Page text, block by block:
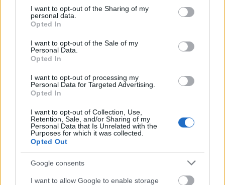
not limited to your visit or usage behaviour. You may click to
grant or deny consent to Google and its third-party tags to
use your data for below specified purposes in below Google
consent section.
I want to opt-out of the Sharing of my
personal data.
Opted In
I want to opt-out of the Sale of my
Personal Data.
Opted In
I want to opt-out of processing my
Personal Data for Targeted Advertising.
Opted In
I want to opt-out of Collection, Use,
Retention, Sale, and/or Sharing of my
Personal Data that Is Unrelated with the
Purposes for which it was collected.
Opted Out
Google consents
I want to allow Google to enable storage
producerek találtak ki, hanem te javasoltál?
ellen játszani, amik fekete-fehéren le vannak írva. Így
valahogy valóságosabbnak tűnik minden.
Az emberek, az újságok úgy beszélnek Normanről,
mint "a nagy sorozatgyilkos". De szerintem sokkal
jobb mindezt a feje tetejére állítani és azt mondani:
Nem, ő nem az. Vagy lehet, hogy részben az, de
részben rendes srác is. Az érzelmek ellen játszani
akár az egyéni jelenetekben is lehet. Ha például
nagyon szomorú vagy valami miatt, nemcsak
magadba fordulsz és szomorkodsz, hanem
megpróbálsz valami jót is találni benne, vagy
megpróbálod magadat jobban érezni. Ezt mindet
nekem kell hozzátennem, belülről kell jönnie.